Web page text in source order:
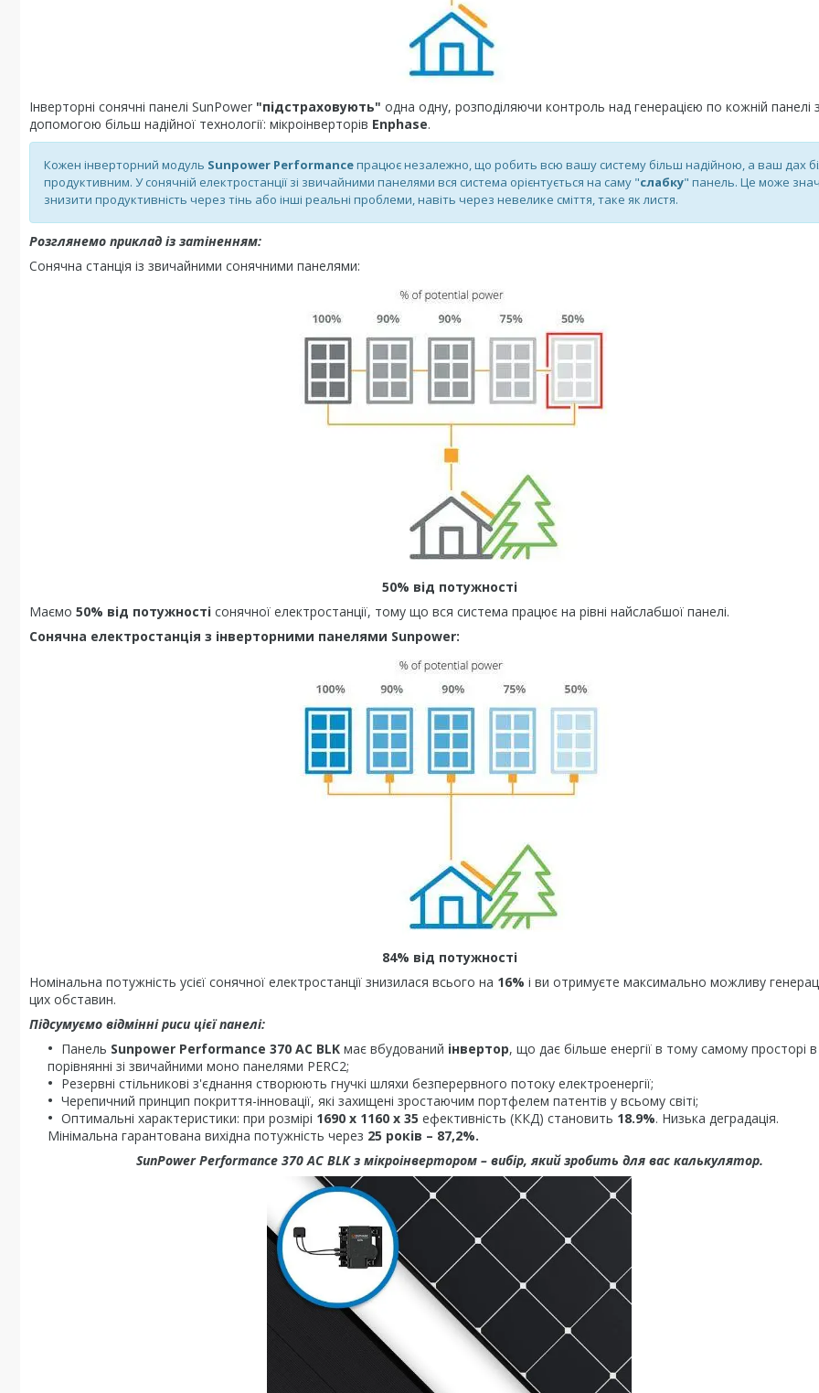
Інверторні сонячні панелі SunPower "підстраховують" одна одну, розподіляючи контроль над генерацією по кожній панелі
допомогою більш надійної технології: мікроінверторів Enphase.
Кожен інверторний модуль Sunpower Performanceпрацює незалежно, що робить всю вашу систему більш надійною, а ваш дах
продуктивним. У сонячній електростанції зі звичайними панелями вся система орієнтується на саму "слабку" панель. Це може
знизити продуктивність через тінь або інші реальні проблеми, навіть через невелике сміття, таке як листя.
Розглянемо приклад із затіненням:
Сонячна станція із звичайними сонячними панелями:
50% від потужності
Маємо 50% від потужності сонячної електростанції, тому що вся система працює на рівні найслабшої панелі.
Сонячна електростанція з інверторними панелями Sunpower:
84% від потужності
Номінальна потужність усієї сонячної електростанції знизилася всього на 16% і ви отримуєте максимально можливу
цих обставин.
Підсумуємо відмінні риси цієї панелі:
Панель Sunpower Performance 370 AC BLK має вбудований інвертор, що дає більше енергії в тому самому просторі в
порівнянні зі звичайними моно панелями PERC2;
Резервні стільникові з'єднання створюють гнучкі шляхи безперервного потоку електроенергії;
Черепичний принцип покриття-інновації, які захищені зростаючим портфелем патентів у всьому світі;
Оптимальні характеристики: при розмірі 1690 х 1160 х 35 ефективність (ККД) становить 18.9%. Низька деградація.
Мінімальна гарантована вихідна потужність через 25 років – 87,2%.
SunPower Performance 370 AC BLK з мікроінвертором – вибір, який зробить для вас калькулятор.